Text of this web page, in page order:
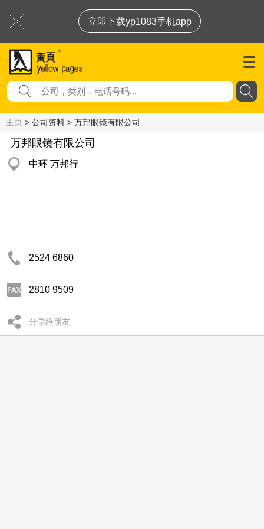
立即下载yp1083手机app
主页 > 公司资料 > 万邦眼镜有限公司
万邦眼镜有限公司
中环 万邦行
2524 6860
2810 9509
分享给朋友